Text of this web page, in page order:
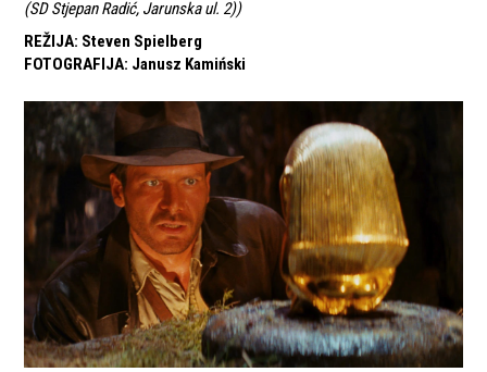
(SD Stjepan Radić, Jarunska ul. 2))
REŽIJA: Steven Spielberg
FOTOGRAFIJA: Janusz Kamiński